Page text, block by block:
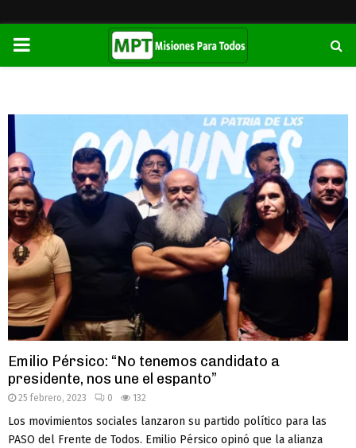
PRIMARY
Emilio Pérsico: “No tenemos candidato a
presidente, nos une el espanto”
25 febrero, 2023 0 132
Los movimientos sociales lanzaron su partido político para las
PASO del Frente de Todos. Emilio Pérsico opinó que la alianza